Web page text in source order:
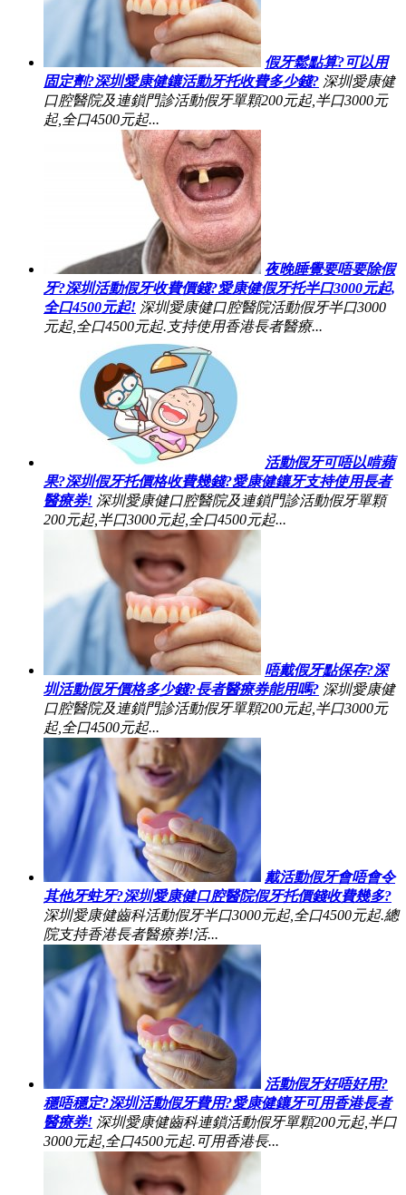
假牙鬆點算?可以用
固定劑?深圳愛康健鑲活動牙托收費多少錢? 深圳愛康健
口腔醫院及連鎖門診活動假牙單顆200元起,半口3000元
起,全口4500元起...
夜晚睡覺要唔要除假
牙?深圳活動假牙收費價錢?愛康健假牙托半口3000元起,
全口4500元起! 深圳愛康健口腔醫院活動假牙半口3000
元起,全口4500元起.支持使用香港長者醫療...
活動假牙可唔以啃蘋
果?深圳假牙托價格收費幾錢?愛康健鑲牙支持使用長者
醫療券! 深圳愛康健口腔醫院及連鎖門診活動假牙單顆
200元起,半口3000元起,全口4500元起...
唔戴假牙點保存?深
圳活動假牙價格多少錢?長者醫療券能用嗎? 深圳愛康健
口腔醫院及連鎖門診活動假牙單顆200元起,半口3000元
起,全口4500元起...
戴活動假牙會唔會令
其他牙蛀牙?深圳愛康健口腔醫院假牙托價錢收費幾多?
深圳愛康健齒科活動假牙半口3000元起,全口4500元起.總
院支持香港長者醫療券!活...
活動假牙好唔好用?
穩唔穩定?深圳活動假牙費用?愛康健鑲牙可用香港長者
醫療券! 深圳愛康健齒科連鎖活動假牙單顆200元起,半口
3000元起,全口4500元起.可用香港長...